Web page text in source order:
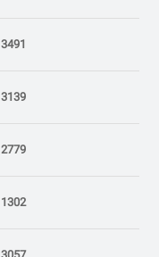
3491
3139
2779
1302